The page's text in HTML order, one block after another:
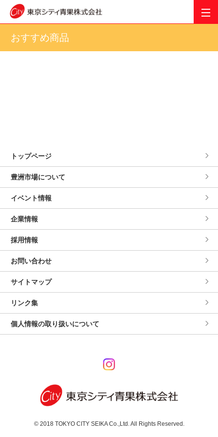
おすすめ商品
トップページ
豊洲市場について
イベント情報
企業情報
採用情報
お問い合わせ
サイトマップ
リンク集
個人情報の取り扱いについて
© 2018 TOKYO CITY SEIKA Co.,Ltd. All Rights Reserved.